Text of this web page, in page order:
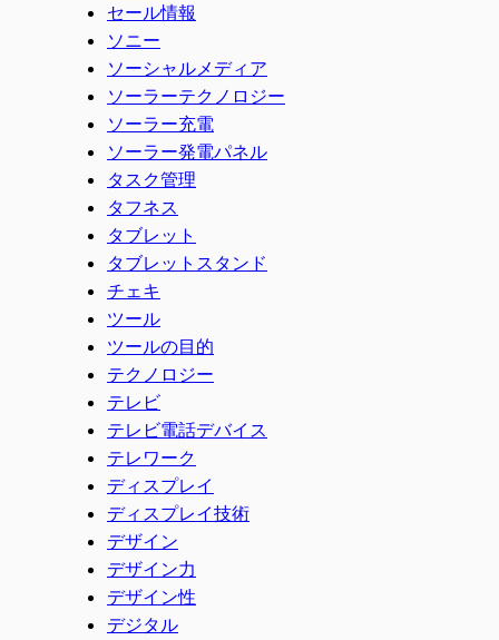
セール情報
ソニー
ソーシャルメディア
ソーラーテクノロジー
ソーラー充電
ソーラー発電パネル
タスク管理
タフネス
タブレット
タブレットスタンド
チェキ
ツール
ツールの目的
テクノロジー
テレビ
テレビ電話デバイス
テレワーク
ディスプレイ
ディスプレイ技術
デザイン
デザイン力
デザイン性
デジタル